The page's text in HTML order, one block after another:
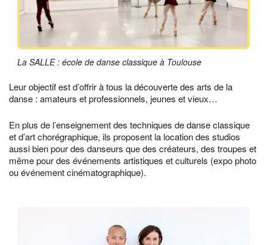
La SALLE : école de danse classique à Toulouse
Leur objectif est d’offrir à tous la découverte des arts de la
danse : amateurs et professionnels, jeunes et vieux…
En plus de l’enseignement des techniques de danse classique
et d’art chorégraphique, ils proposent la location des studios
aussi bien pour des danseurs que des créateurs, des troupes et
même pour des événements artistiques et culturels (expo photo
ou événement cinématographique).